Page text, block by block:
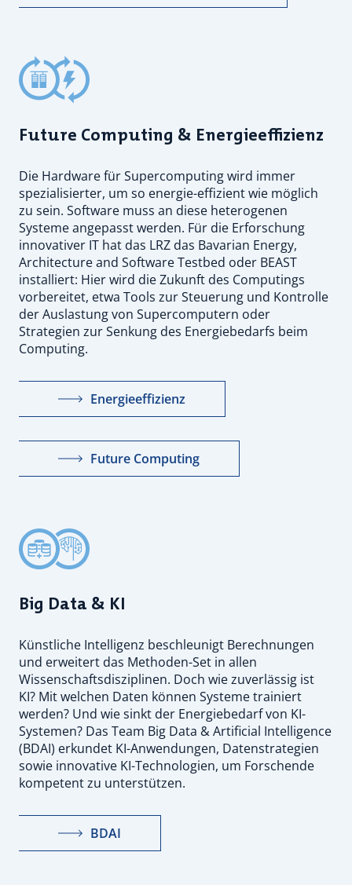
Future Computing & Energieeffizienz
Die Hardware für Supercomputing wird immer
spezialisierter, um so energie-effizient wie möglich
zu sein. Software muss an diese heterogenen
Systeme angepasst werden. Für die Erforschung
innovativer IT hat das LRZ das Bavarian Energy,
Architecture and Software Testbed oder BEAST
installiert: Hier wird die Zukunft des Computings
vorbereitet, etwa Tools zur Steuerung und Kontrolle
der Auslastung von Supercomputern oder
Strategien zur Senkung des Energiebedarfs beim
Computing.
Energieeffizienz
Future Computing
Big Data & KI
Künstliche Intelligenz beschleunigt Berechnungen
und erweitert das Methoden-Set in allen
Wissenschaftsdisziplinen. Doch wie zuverlässig ist
KI? Mit welchen Daten können Systeme trainiert
werden? Und wie sinkt der Energiebedarf von KI-
Systemen? Das Team Big Data & Artificial Intelligence
(BDAI) erkundet KI-Anwendungen, Datenstrategien
sowie innovative KI-Technologien, um Forschende
kompetent zu unterstützen.
BDAI